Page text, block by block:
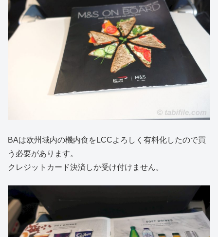
BAは欧州域内の機内食をLCCよろしく有料化したので買
う必要があります。
クレジットカード決済しか受け付けません。